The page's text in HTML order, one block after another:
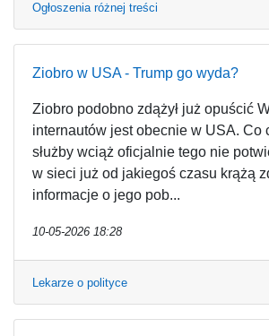
Ogłoszenia różnej treści
Ziobro w USA - Trump go wyda?
Ziobro podobno zdążył już opuścić
internautów jest obecnie w USA. Co
służby wciąż oficjalnie tego nie
w sieci już od jakiegoś czasu krążą
informacje o jego pob...
10-05-2026 18:28
Lekarze o polityce